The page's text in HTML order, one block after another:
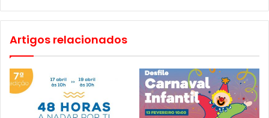
revolucionar o Douro.
“freguesia a freguesia” e passe pelas gracinhas que
“sacámos” via net, só para descontrair!
Artigos relacionados